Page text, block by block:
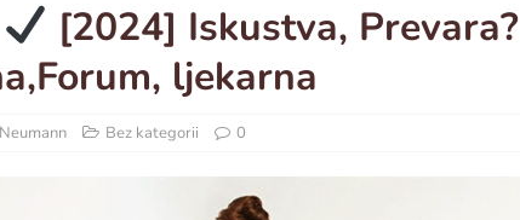
[2024] Iskustva, Prevara?
ljekarna
Bez kategorii 0